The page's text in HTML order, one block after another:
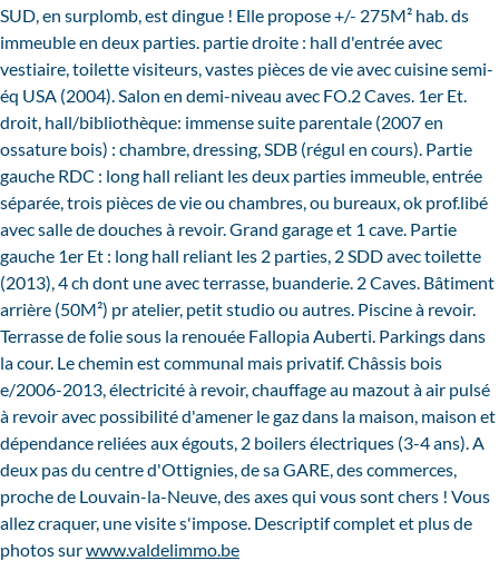
SUD, en surplomb, est dingue ! Elle propose +/- 275M² hab. ds
immeuble en deux parties. partie droite : hall d'entrée avec
vestiaire, toilette visiteurs, vastes pièces de vie avec cuisine semi-
éq USA (2004). Salon en demi-niveau avec FO.2 Caves. 1er Et.
droit, hall/bibliothèque: immense suite parentale (2007 en
ossature bois) : chambre, dressing, SDB (régul en cours). Partie
gauche RDC : long hall reliant les deux parties immeuble, entrée
séparée, trois pièces de vie ou chambres, ou bureaux, ok prof.libé
avec salle de douches à revoir. Grand garage et 1 cave. Partie
gauche 1er Et : long hall reliant les 2 parties, 2 SDD avec toilette
(2013), 4 ch dont une avec terrasse, buanderie. 2 Caves. Bâtiment
arrière (50M²) pr atelier, petit studio ou autres. Piscine à revoir.
Terrasse de folie sous la renouée Fallopia Auberti. Parkings dans
la cour. Le chemin est communal mais privatif. Châssis bois
e/2006-2013, électricité à revoir, chauffage au mazout à air pulsé
à revoir avec possibilité d'amener le gaz dans la maison, maison et
dépendance reliées aux égouts, 2 boilers électriques (3-4 ans). A
deux pas du centre d'Ottignies, de sa GARE, des commerces,
proche de Louvain-la-Neuve, des axes qui vous sont chers ! Vous
allez craquer, une visite s'impose. Descriptif complet et plus de
photos surwww.valdelimmo.be